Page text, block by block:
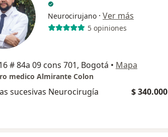
Neurocirujano · Ver más
5 opiniones
# 84a 09 cons 701, Bogotá • Mapa
medico Almirante Colon
sucesivas Neurocirugía $ 340.000